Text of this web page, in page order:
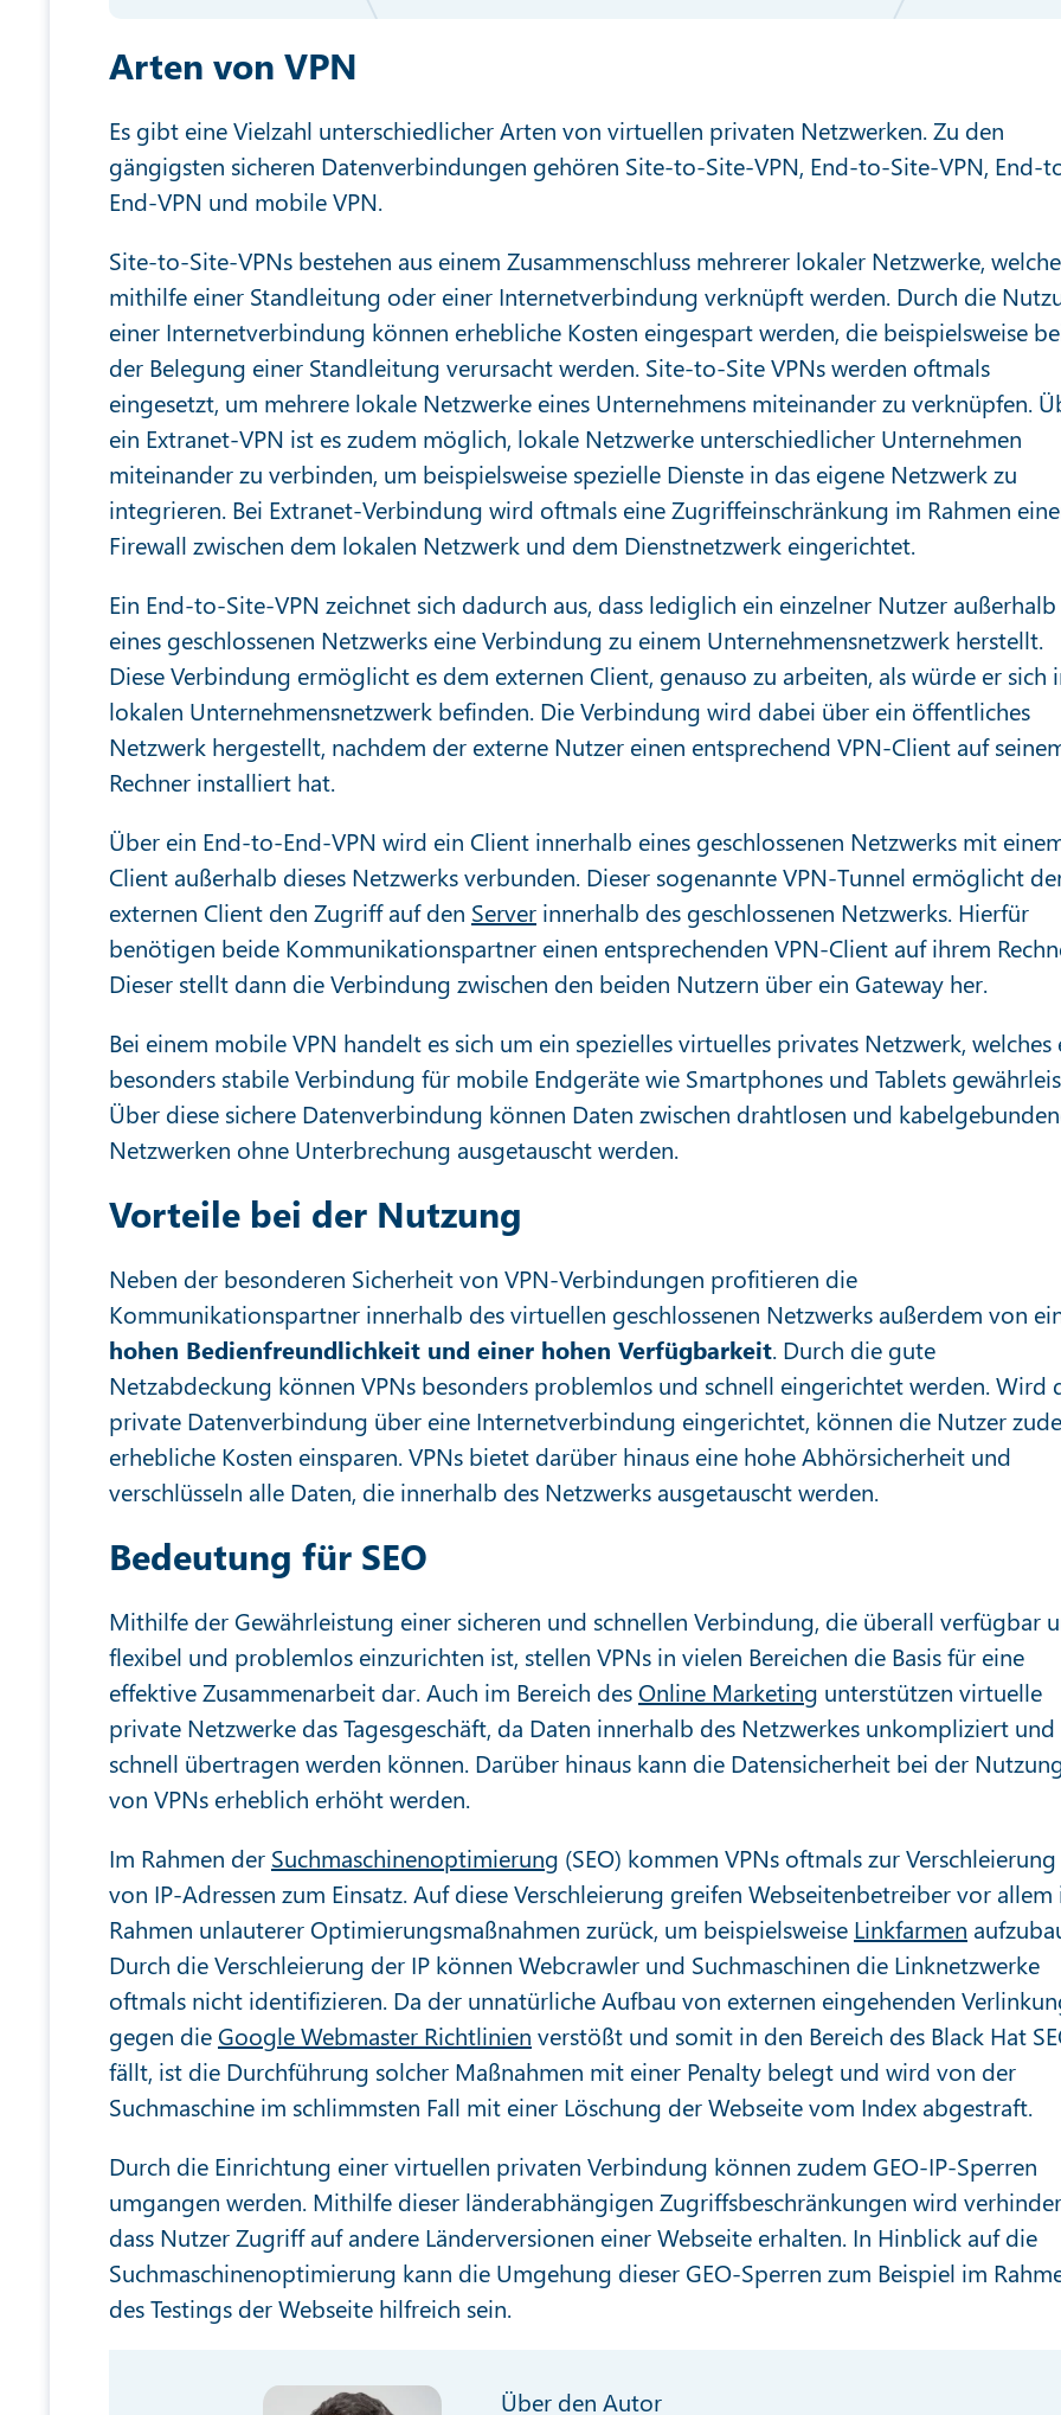
Arten von VPN
Es gibt eine Vielzahl unterschiedlicher Arten von virtuellen privaten Netzwerken. Zu den
gängigsten sicheren Datenverbindungen gehören Site-to-Site-VPN, End-to-Site-VPN, End-
End-VPN und mobile VPN.
Site-to-Site-VPNs bestehen aus einem Zusammenschluss mehrerer lokaler Netzwerke, welche
mithilfe einer Standleitung oder einer Internetverbindung verknüpft werden. Durch die
einer Internetverbindung können erhebliche Kosten eingespart werden, die beispielsweise
der Belegung einer Standleitung verursacht werden. Site-to-Site VPNs werden oftmals
eingesetzt, um mehrere lokale Netzwerke eines Unternehmens miteinander zu verknüpfen.
ein Extranet-VPN ist es zudem möglich, lokale Netzwerke unterschiedlicher Unternehmen
miteinander zu verbinden, um beispielsweise spezielle Dienste in das eigene Netzwerk zu
integrieren. Bei Extranet-Verbindung wird oftmals eine Zugriffeinschränkung im Rahmen
Firewall zwischen dem lokalen Netzwerk und dem Dienstnetzwerk eingerichtet.
Ein End-to-Site-VPN zeichnet sich dadurch aus, dass lediglich ein einzelner Nutzer außerhalb
eines geschlossenen Netzwerks eine Verbindung zu einem Unternehmensnetzwerk herstellt.
Diese Verbindung ermöglicht es dem externen Client, genauso zu arbeiten, als würde er sich
lokalen Unternehmensnetzwerk befinden. Die Verbindung wird dabei über ein öffentliches
Netzwerk hergestellt, nachdem der externe Nutzer einen entsprechend VPN-Client auf
Rechner installiert hat.
Über ein End-to-End-VPN wird ein Client innerhalb eines geschlossenen Netzwerks mit
Client außerhalb dieses Netzwerks verbunden. Dieser sogenannte VPN-Tunnel ermöglicht
externen Client den Zugriff auf den Server innerhalb des geschlossenen Netzwerks. Hierfür
benötigen beide Kommunikationspartner einen entsprechenden VPN-Client auf ihrem
Dieser stellt dann die Verbindung zwischen den beiden Nutzern über ein Gateway her.
Bei einem mobile VPN handelt es sich um ein spezielles virtuelles privates Netzwerk, welches
besonders stabile Verbindung für mobile Endgeräte wie Smartphones und Tablets
Über diese sichere Datenverbindung können Daten zwischen drahtlosen und
Netzwerken ohne Unterbrechung ausgetauscht werden.
Vorteile bei der Nutzung
Neben der besonderen Sicherheit von VPN-Verbindungen profitieren die
Kommunikationspartner innerhalb des virtuellen geschlossenen Netzwerks außerdem von
hohen Bedienfreundlichkeit und einer hohen Verfügbarkeit. Durch die gute
Netzabdeckung können VPNs besonders problemlos und schnell eingerichtet werden. Wird
private Datenverbindung über eine Internetverbindung eingerichtet, können die Nutzer
erhebliche Kosten einsparen. VPNs bietet darüber hinaus eine hohe Abhörsicherheit und
verschlüsseln alle Daten, die innerhalb des Netzwerks ausgetauscht werden.
Bedeutung für SEO
Mithilfe der Gewährleistung einer sicheren und schnellen Verbindung, die überall verfügbar
flexibel und problemlos einzurichten ist, stellen VPNs in vielen Bereichen die Basis für eine
effektive Zusammenarbeit dar. Auch im Bereich des Online Marketing unterstützen virtuelle
private Netzwerke das Tagesgeschäft, da Daten innerhalb des Netzwerkes unkompliziert und
schnell übertragen werden können. Darüber hinaus kann die Datensicherheit bei der
von VPNs erheblich erhöht werden.
Im Rahmen der Suchmaschinenoptimierung (SEO) kommen VPNs oftmals zur Verschleierung
von IP-Adressen zum Einsatz. Auf diese Verschleierung greifen Webseitenbetreiber vor allem
Rahmen unlauterer Optimierungsmaßnahmen zurück, um beispielsweise Linkfarmen
Durch die Verschleierung der IP können Webcrawler und Suchmaschinen die Linknetzwerke
oftmals nicht identifizieren. Da der unnatürliche Aufbau von externen eingehenden
gegen die Google Webmaster Richtlinien verstößt und somit in den Bereich des Black Hat
fällt, ist die Durchführung solcher Maßnahmen mit einer Penalty belegt und wird von der
Suchmaschine im schlimmsten Fall mit einer Löschung der Webseite vom Index abgestraft.
Durch die Einrichtung einer virtuellen privaten Verbindung können zudem GEO-IP-Sperren
umgangen werden. Mithilfe dieser länderabhängigen Zugriffsbeschränkungen wird
dass Nutzer Zugriff auf andere Länderversionen einer Webseite erhalten. In Hinblick auf die
Suchmaschinenoptimierung kann die Umgehung dieser GEO-Sperren zum Beispiel im
des Testings der Webseite hilfreich sein.
Über den Autor